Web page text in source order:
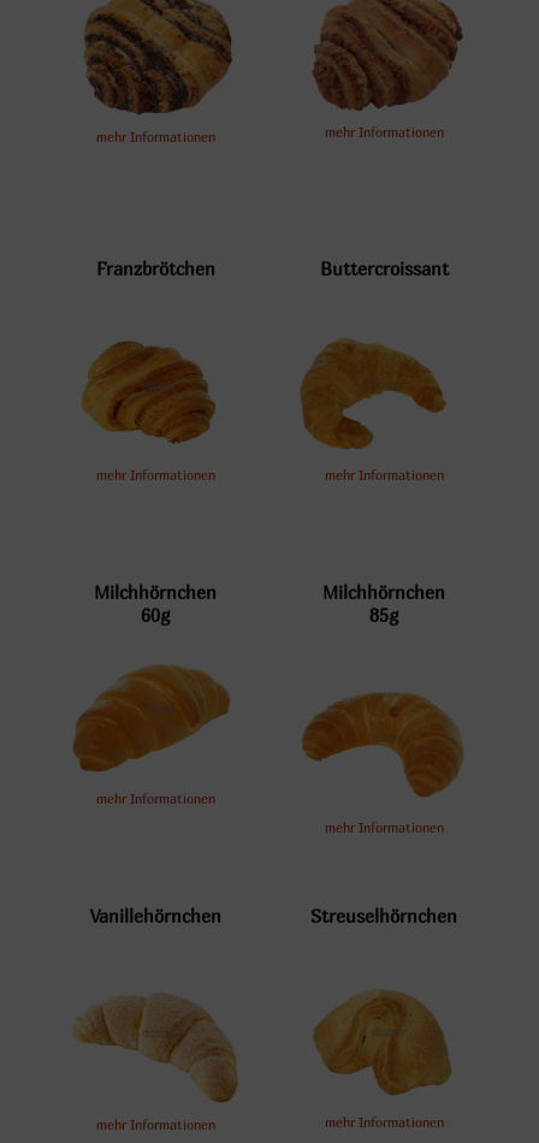
mehr Informationen mehr Informationen
Franzbrötchen
mehr Informationen
Buttercroissant
mehr Informationen
Milchhörnchen
60g
mehr Informationen
Milchhörnchen
85g
mehr Informationen
Vanillehörnchen
mehr Informationen
Streuselhörnchen
mehr Informationen